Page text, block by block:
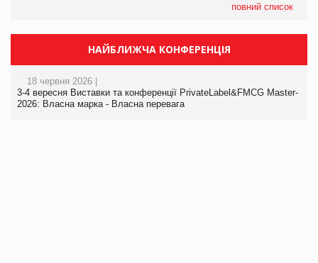
повний список
НАЙБЛИЖЧА КОНФЕРЕНЦІЯ
18 червня 2026 |
3-4 вересня Виставки та конференції PrivateLabel&FMCG Master-
2026: Власна марка - Власна перевага